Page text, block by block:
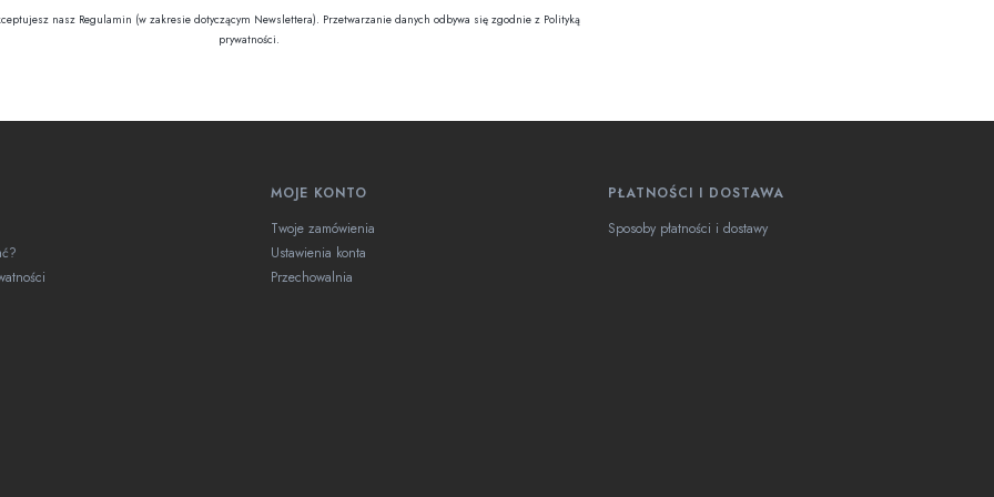
nasz Regulamin (w zakresie dotyczącym Newslettera). Przetwarzanie danych odbywa się zgodnie z Polityką
prywatności.
MOJE KONTO
Twoje zamówienia
Ustawienia konta
Przechowalnia
PŁATNOŚCI I DOSTAWA
Sposoby płatności i dostawy